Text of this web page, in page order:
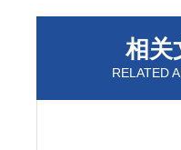
相关
RELATED